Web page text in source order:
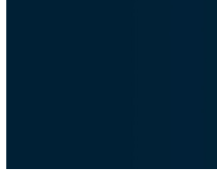
https://